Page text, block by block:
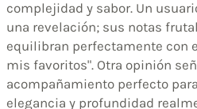
complejidad y sabor. Un
una revelación; sus notas
equilibran perfectamente con
mis favoritos". Otra opinión
acompañamiento perfecto
elegancia y profundidad